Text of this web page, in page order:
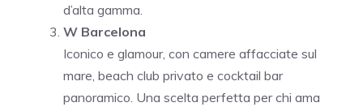
d’alta gamma.
W Barcelona
Iconico e glamour, con camere affacciate sul
mare, beach club privato e cocktail bar
panoramico. Una scelta perfetta per chi ama